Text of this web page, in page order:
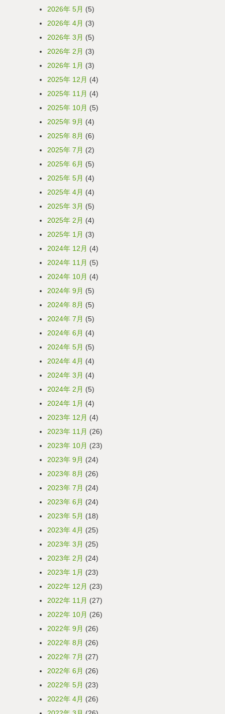
2026年 5月 (5)
2026年 4月 (3)
2026年 3月 (5)
2026年 2月 (3)
2026年 1月 (3)
2025年 12月 (4)
2025年 11月 (4)
2025年 10月 (5)
2025年 9月 (4)
2025年 8月 (6)
2025年 7月 (2)
2025年 6月 (5)
2025年 5月 (4)
2025年 4月 (4)
2025年 3月 (5)
2025年 2月 (4)
2025年 1月 (3)
2024年 12月 (4)
2024年 11月 (5)
2024年 10月 (4)
2024年 9月 (5)
2024年 8月 (5)
2024年 7月 (5)
2024年 6月 (4)
2024年 5月 (5)
2024年 4月 (4)
2024年 3月 (4)
2024年 2月 (5)
2024年 1月 (4)
2023年 12月 (4)
2023年 11月 (26)
2023年 10月 (23)
2023年 9月 (24)
2023年 8月 (26)
2023年 7月 (24)
2023年 6月 (24)
2023年 5月 (18)
2023年 4月 (25)
2023年 3月 (25)
2023年 2月 (24)
2023年 1月 (23)
2022年 12月 (23)
2022年 11月 (27)
2022年 10月 (26)
2022年 9月 (26)
2022年 8月 (26)
2022年 7月 (27)
2022年 6月 (26)
2022年 5月 (23)
2022年 4月 (26)